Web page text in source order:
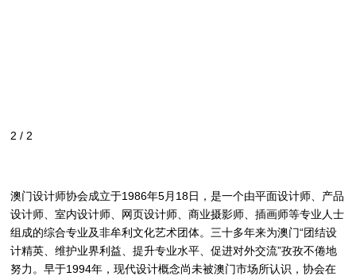
1 / 2
澳门设计师协会成立于1986年5月18日，是一个由平面设计师、产品
设计师、室内设计师、网页设计师、商业摄影师、插画师等专业人士
组成的综合专业及非牟利文化艺术团体。三十多年来为澳门“团结设
计精英、维护业界利益、提升专业水平、促进对外交流”孜孜不倦地
努力。早于1994年，现代设计概念尚未被澳门市场所认识，协会在